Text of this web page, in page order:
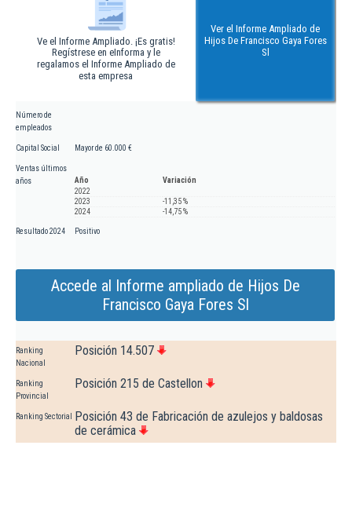
Ve el Informe Ampliado. ¡Es gratis!
Regístrese en eInforma y le
regalamos el Informe Ampliado de
esta empresa
Ver el Informe Ampliado de
Hijos De Francisco Gaya Fores
Sl
Número de
empleados
Capital Social Mayor de 60.000 €
Ventas últimos
años
Año
Variación
2022
2023
-11,35 %
2024
-14,75 %
Resultado 2024 Positivo
Accede al Informe ampliado de Hijos De
Francisco Gaya Fores Sl
Ranking
Nacional
Posición 14.507
Ranking
Provincial
Posición 215 de Castellon
Ranking Sectorial
Posición 43 de Fabricación de azulejos y baldosas
de cerámica